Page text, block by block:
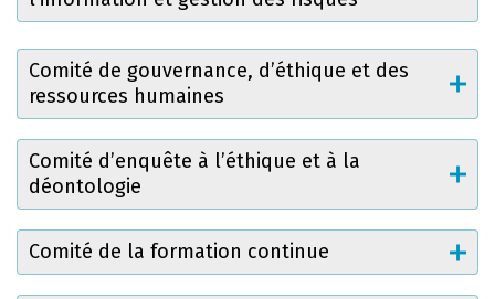
Comité de gouvernance, d’éthique et des
ressources humaines
Comité d’enquête à l’éthique et à la
déontologie
Comité de la formation continue